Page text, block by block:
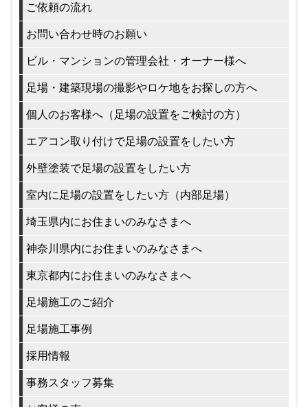
ご依頼の流れ
お問い合わせ時のお願い
ビル・マンションの管理会社・オーナー様へ
足場・建築現場の撮影やロケ地をお探しの方へ
個人のお客様へ（足場の設置をご検討の方）
エアコン取り付けで足場の設置をしたい方
外壁塗装で足場の設置をしたい方
室内に足場の設置をしたい方（内部足場）
埼玉県内にお住まいのみなさまへ
神奈川県内にお住まいのみなさまへ
東京都内にお住まいのみなさまへ
足場施工のご紹介
足場施工事例
採用情報
事務スタッフ募集